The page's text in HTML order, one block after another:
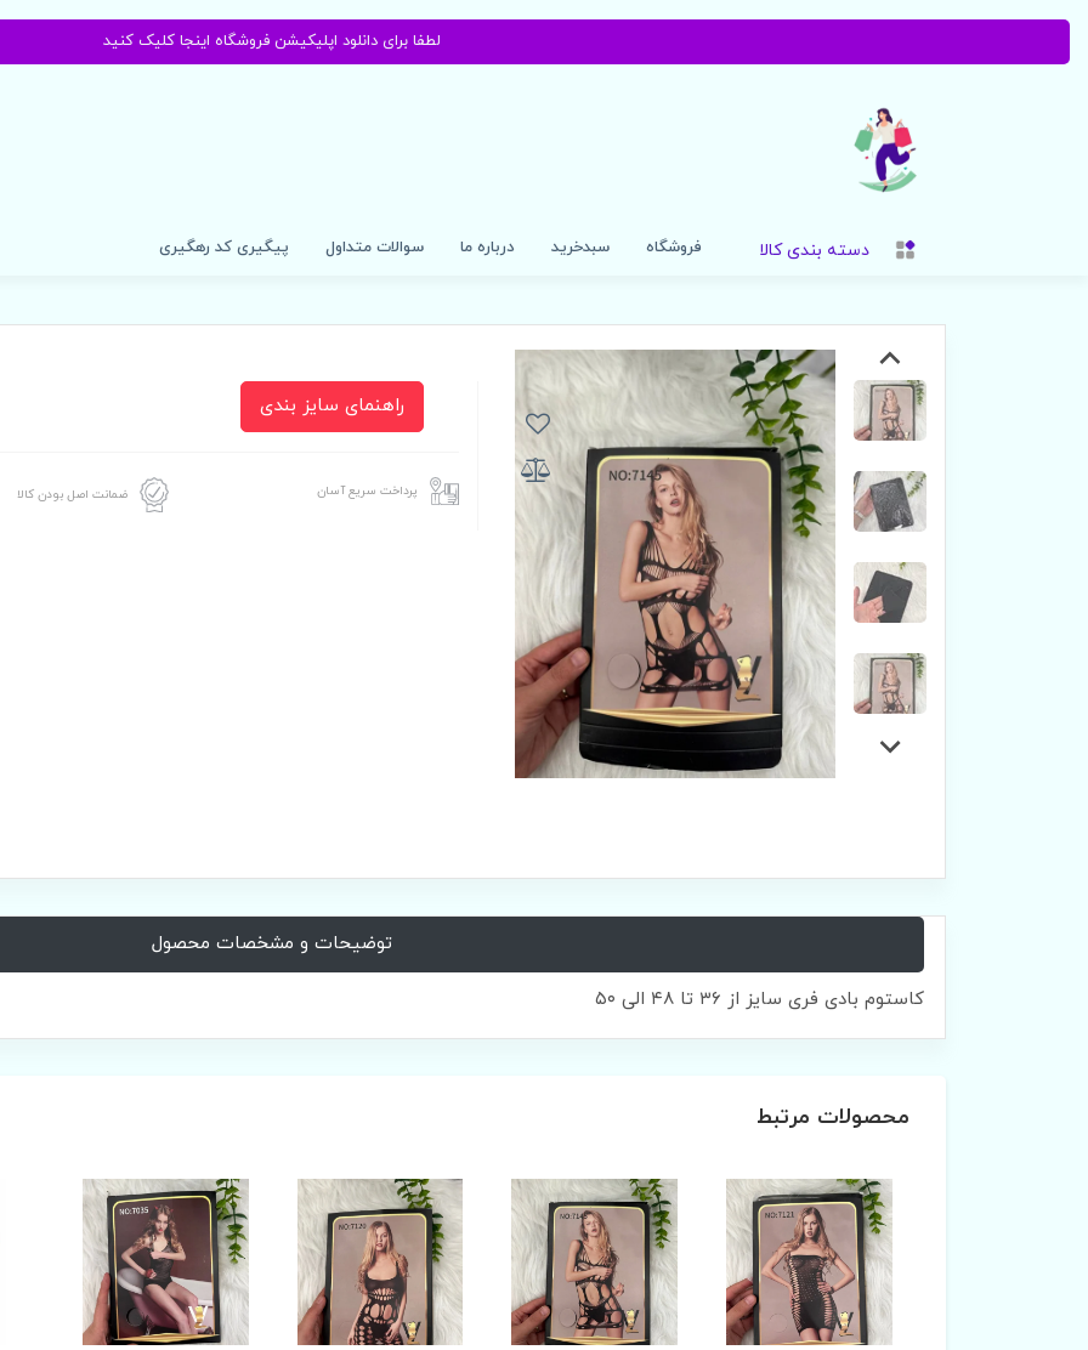
لطفا برای دانلود اپلیکیشن فروشگاه اینجا کلیک کنید
دسته بندی کالا فروشگاه سبدخرید درباره ما سوالات متداول پیگیری کد رهگیری
راهنمای سایز بندی
پرداخت سریع آسان ضمانت اصل بودن کالا
توضیحات و مشخصات محصول
کاستوم بادی فری سایز از ۳۶ تا ۴۸ الی ۵۰
محصولات مرتبط